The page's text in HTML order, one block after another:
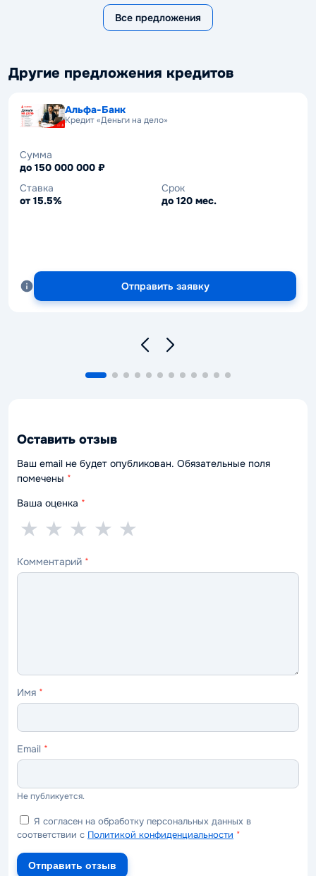
Все предложения
Другие предложения кредитов
Альфа-Банк
Кредит «Деньги на дело»
Сумма
до 150 000 000 ₽
Ставка
от 15.5%
Срок
до 120 мес.
Отправить заявку
Оставить отзыв
Ваш email не будет опубликован. Обязательные поля
помечены *
Ваша оценка *
5
—
★
4
—
★
3
—
★
2
—
★
1
—
★
Комментарий *
Имя *
Email *
Не публикуется.
Я согласен на обработку персональных данных в
соответствии с Политикой конфиденциальности *
Отправить отзыв